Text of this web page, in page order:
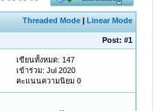
Threaded Mode |Linear Mode
Post:#1
เขียนทั้งหมด: 147
เข้าร่วม: Jul 2020
คะแนนความนิยม0